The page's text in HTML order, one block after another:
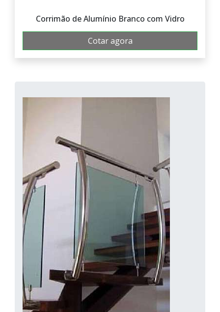
Corrimão de Alumínio Branco com Vidro
Cotar agora